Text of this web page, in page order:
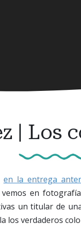
| Los
en la entrega
en
un titular de
los verdaderos